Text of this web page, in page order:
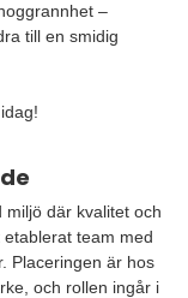
–
till en smidig
där kvalitet och
team med
Placeringen är hos
och rollen ingår i